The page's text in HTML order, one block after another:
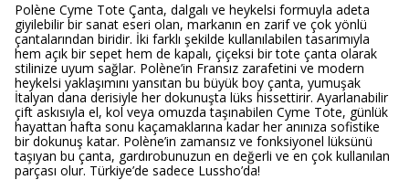
Polène Cyme Tote Çanta, dalgalı ve heykelsi formuyla adeta
giyilebilir bir sanat eseri olan, markanın en zarif ve çok yönlü
çantalarından biridir. İki farklı şekilde kullanılabilen tasarımıyla
hem açık bir sepet hem de kapalı, çiçeksi bir tote çanta olarak
stilinize uyum sağlar. Polène’in Fransız zarafetini ve modern
heykelsi yaklaşımını yansıtan bu büyük boy çanta, yumuşak
İtalyan dana derisiyle her dokunuşta lüks hissettirir. Ayarlanabilir
çift askısıyla el, kol veya omuzda taşınabilen Cyme Tote, günlük
hayattan hafta sonu kaçamaklarına kadar her anınıza sofistike
bir dokunuş katar. Polène’in zamansız ve fonksiyonel lüksünü
taşıyan bu çanta, gardırobunuzun en değerli ve en çok kullanılan
parçası olur. Türkiye’de sadece Lussho’da!